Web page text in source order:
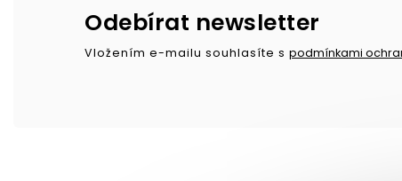
Odebírat newsletter
Vložením e-mailu souhlasíte s podmínkami